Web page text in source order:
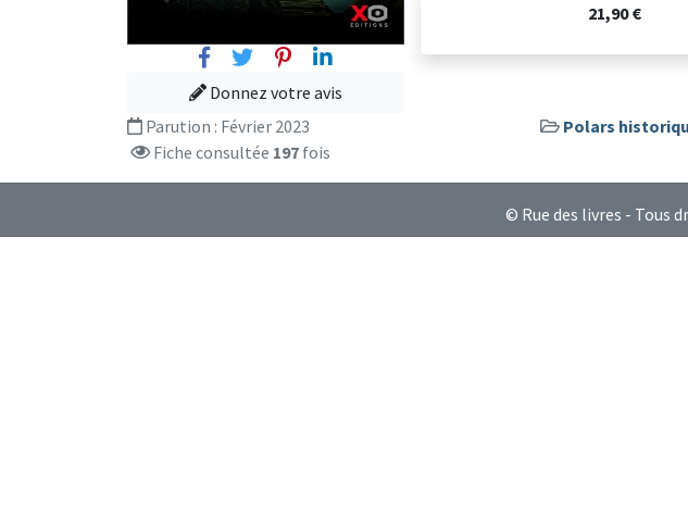
FacebookTwitterPinterest
Linkedin
Donnez votre avis
21,90 €
Parution : Février 2023 Polars
Fiche consultée 197 fois
© Rue des livres - Tous